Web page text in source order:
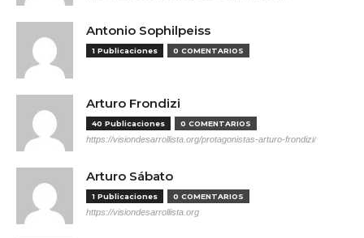
Antonio Sophilpeiss
1 Publicaciones 0 COMENTARIOS
Arturo Frondizi
40 Publicaciones 0 COMENTARIOS
https://visiondesarrollista.org/protagonistas-arturo-frondizi/
Arturo Sábato
1 Publicaciones 0 COMENTARIOS
https://visiondesarrollista.org